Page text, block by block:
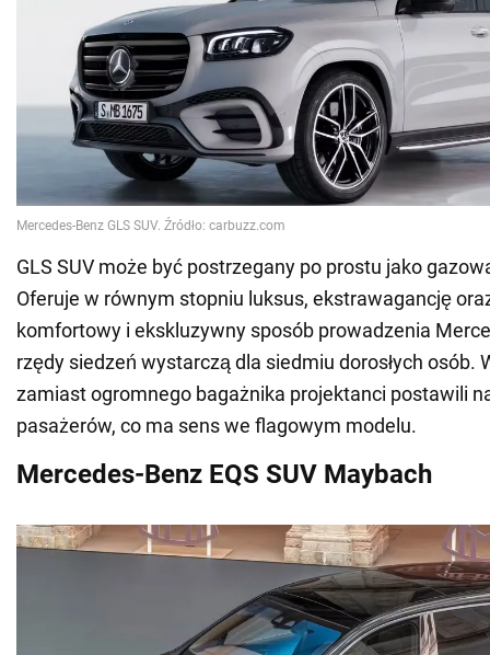
GLS SUV może być postrzegany po prostu jako
Oferuje w równym stopniu luksus, ekstrawagancję
komfortowy i ekskluzywny sposób prowadzenia
rzędy siedzeń wystarczą dla siedmiu dorosłych osób.
zamiast ogromnego bagażnika projektanci postawili
pasażerów, co ma sens we flagowym modelu.
Mercedes-Benz EQS SUV Maybach